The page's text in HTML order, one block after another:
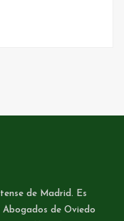
de Madrid. Es
de Oviedo